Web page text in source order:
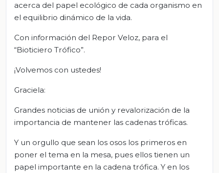
acerca del papel ecológico de cada organismo en
el equilibrio dinámico de la vida.
Con información del Repor Veloz, para el
“Bioticiero Trófico”.
¡Volvemos con ustedes!
Graciela:
Grandes noticias de unión y revalorización de la
importancia de mantener las cadenas tróficas.
Y un orgullo que sean los osos los primeros en
poner el tema en la mesa, pues ellos tienen un
papel importante en la cadena trófica. Y en los